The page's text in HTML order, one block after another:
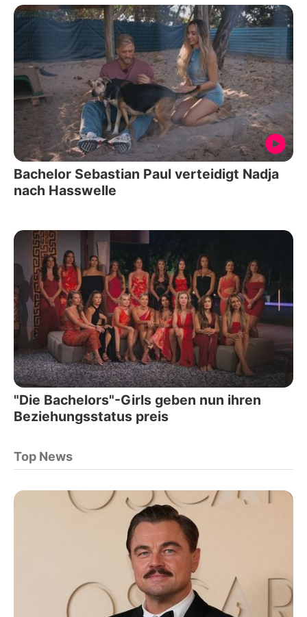
Bachelor Sebastian Paul verteidigt Nadja
nach Hasswelle
"Die Bachelors"-Girls geben nun ihren
Beziehungsstatus preis
Top News